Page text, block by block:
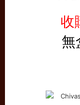
收
無